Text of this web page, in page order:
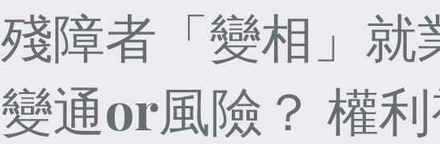
殘障者「變相」就
變通or風險？ 權利